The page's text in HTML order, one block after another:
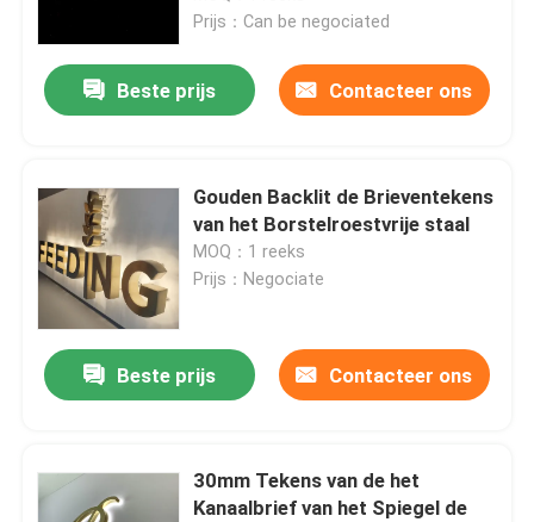
Prijs：Can be negociated
Beste prijs Contacteer ons
Gouden Backlit de Brieventekens
van het Borstelroestvrije staal
MOQ：1 reeks
Prijs：Negociate
Beste prijs Contacteer ons
30mm Tekens van de het
Kanaalbrief van het Spiegel de